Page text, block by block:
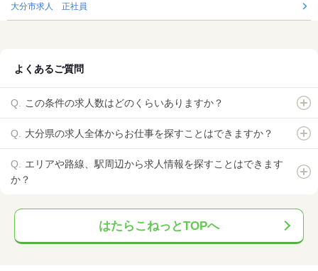
大分市求人 正社員
よくあるご質問
この条件の求人数はどのくらいありますか？
大分県の求人全体からお仕事を探すことはできますか？
エリアや路線、駅周辺から求人情報を探すことはできます
か？
はたらこねっとTOPへ